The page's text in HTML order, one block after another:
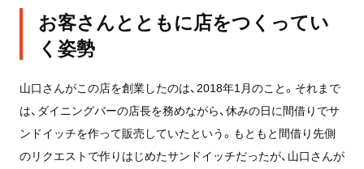
お客さんとともに店をつくってい
く姿勢
山口さんがこの店を創業したのは、2018年1月のこと。それまで
は、ダイニングバーの店長を務めながら、休みの日に間借りでサ
ンドイッチを作って販売していたという。もともと間借り先側
のリクエストで作りはじめたサンドイッチだったが、山口さんが